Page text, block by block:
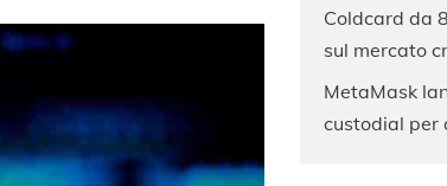
Coldcard da
sul mercato
MetaMask
custodial per